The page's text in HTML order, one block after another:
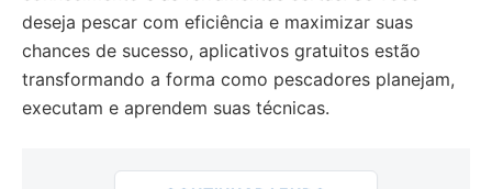
deseja pescar com eficiência e maximizar suas
chances de sucesso, aplicativos gratuitos estão
transformando a forma como pescadores planejam,
executam e aprendem suas técnicas.